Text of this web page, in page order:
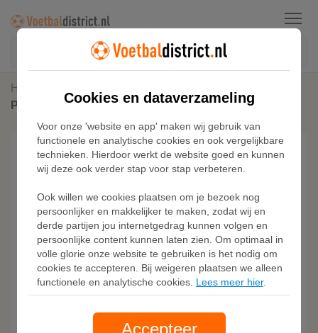
Menu
Home
PUMA Catch Soleil sneakers voor Dames, Wit
Cookies en dataverzameling
Voor onze 'website en app' maken wij gebruik van
functionele en analytische cookies en ook vergelijkbare
technieken. Hierdoor werkt de website goed en kunnen
wij deze ook verder stap voor stap verbeteren.
Ook willen we cookies plaatsen om je bezoek nog
persoonlijker en makkelijker te maken, zodat wij en
derde partijen jou internetgedrag kunnen volgen en
persoonlijke content kunnen laten zien. Om optimaal in
volle glorie onze website te gebruiken is het nodig om
cookies te accepteren. Bij weigeren plaatsen we alleen
functionele en analytische cookies. Lees meer hier.
Accepteer